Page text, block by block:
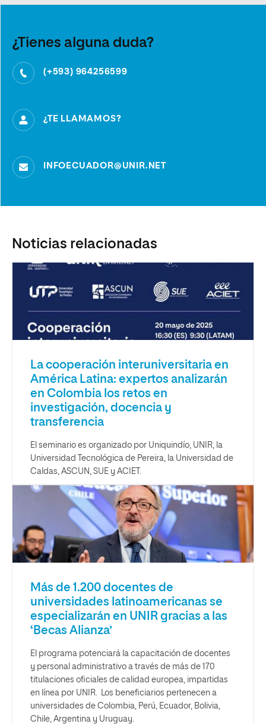
¿Tienes alguna duda?
(+593) 964256599
¿TE LLAMAMOS?
INFOECUADOR@UNIR.NET
Noticias relacionadas
La cooperación interuniversitaria en
América Latina: expertos analizarán
en Colombia los retos en
investigación, docencia y
transferencia
El seminario es organizado por Uniquindío, UNIR, la
Universidad Tecnológica de Pereira, la Universidad de
Caldas, ASCUN, SUE y ACIET.
Más de 1.200 docentes de
universidades latinoamericanas se
especializarán en UNIR gracias a las
‘Becas Alianza’
El programa potenciará la capacitación de docentes
y personal administrativo a través de más de 170
titulaciones oficiales de calidad europea, impartidas
en línea por UNIR. Los beneficiarios pertenecen a
universidades de Colombia, Perú, Ecuador, Bolivia,
Chile, Argentina y Uruguay.